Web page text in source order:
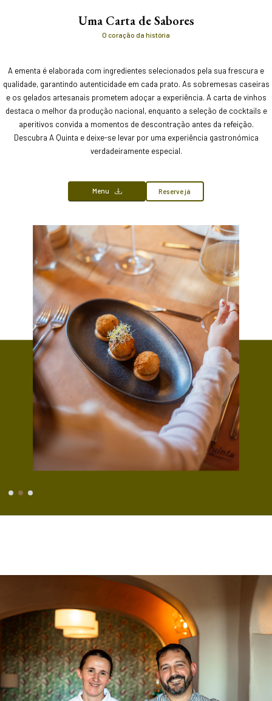
Uma Carta de Sabores
O coração da história
A ementa é elaborada com ingredientes selecionados pela sua frescura e
qualidade, garantindo autenticidade em cada prato. As sobremesas caseiras
e os gelados artesanais prometem adoçar a experiência. A carta de vinhos
destaca o melhor da produção nacional, enquanto a seleção de cocktails e
aperitivos convida a momentos de descontração antes da refeição.
Descubra A Quinta e deixe-se levar por uma experiência gastronómica
verdadeiramente especial.
Menu Reserve já